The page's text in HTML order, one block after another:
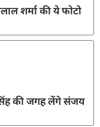
शर्मा की ये फोटो
की जगह लेंगे संजय